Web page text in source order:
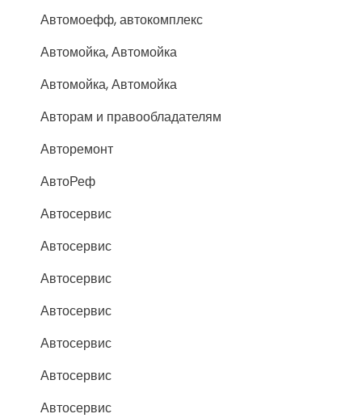
Автомоефф, автокомплекс
Автомойка, Автомойка
Автомойка, Автомойка
Авторам и правообладателям
Авторемонт
АвтоРеф
Автосервис
Автосервис
Автосервис
Автосервис
Автосервис
Автосервис
Автосервис